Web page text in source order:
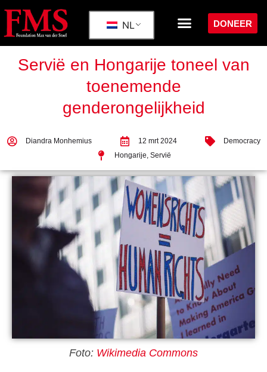
NL DONEER
Servië en Hongarije toneel van
toenemende
genderongelijkheid
Diandra Monhemius 12 mrt 2024
Democracy
Hongarije, Servië
Foto: Wikimedia Commons